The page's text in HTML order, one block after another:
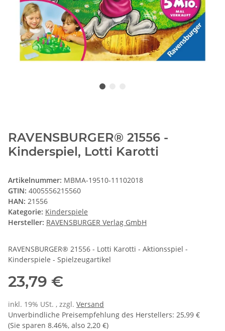
RAVENSBURGER® 21556 -
Kinderspiel, Lotti Karotti
Artikelnummer: MBMA-19510-11102018
GTIN: 4005556215560
HAN: 21556
Kategorie: Kinderspiele
Hersteller: RAVENSBURGER Verlag GmbH
RAVENSBURGER® 21556 - Lotti Karotti - Aktionsspiel -
Kinderspiele - Spielzeugartikel
23,79 €
inkl. 19% USt. , zzgl. Versand
Unverbindliche Preisempfehlung des Herstellers: 25,99 €
(Sie sparen 8.46%, also 2,20 €)